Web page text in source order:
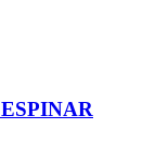
ESPINAR